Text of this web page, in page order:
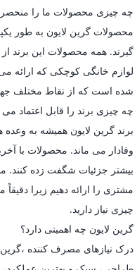
چه چیزی محصولات ما را
محصولات گرین لایون به طور
گیرند. همه محصولات این برند از
لوازم خانگی کوچکی که ارائه می
شده است که از نقاط مختلف
چه چیزی برند را قابل اعتماد می
برند گرین لایون همیشه به
وفادار می ماند. محصولات با
بیشتر جزئیات شگفت زده کنند.
مشتری را ارائه دهیم زیرا
چیزی نیاز دارید.
گرین لایون چه اهمیتی دارد؟
درک نیازهای مصرف کننده